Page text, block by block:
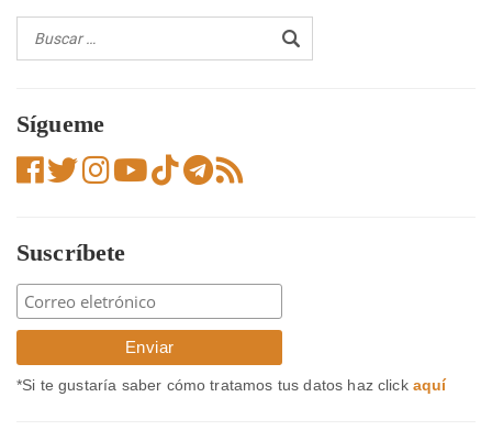
Sígueme
Suscríbete
*Si te gustaría saber cómo tratamos tus datos haz click aquí